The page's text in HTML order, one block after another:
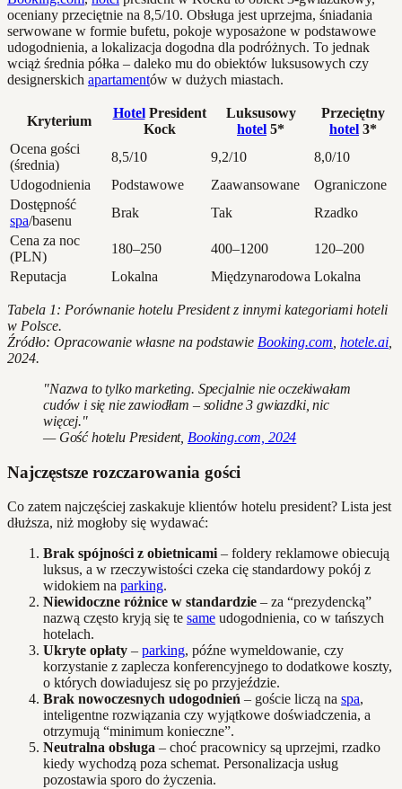
oceniany przeciętnie na 8,5/10. Obsługa jest uprzejma, śniadania
serwowane w formie bufetu, pokoje wyposażone w podstawowe
udogodnienia, a lokalizacja dogodna dla podróżnych. To jednak
wciąż średnia półka – daleko mu do obiektów luksusowych czy
designerskich apartamentów w dużych miastach.
Kryterium
HotelPresident
Kock
Luksusowy
hotel 5*
Przeciętny
hotel 3*
Ocena gości
(średnia)
8,5/10 9,2/10
8,0/10
Udogodnienia
Podstawowe Zaawansowane
Ograniczone
Dostępność
spa/basenu
Brak Tak
Rzadko
Cena za noc
(PLN)
180–250 400–1200
120–200
Reputacja
Lokalna Międzynarodowa Lokalna
Tabela 1: Porównanie hotelu President z innymi kategoriami hoteli
w Polsce.
Źródło: Opracowanie własne na podstawie Booking.com hotele.ai
2024.
"Nazwa to tylko marketing. Specjalnie nie oczekiwałam
cudów i się nie zawiodłam – solidne 3 gwiazdki, nic
więcej."
— Gość hotelu President, Booking.com, 2024
Najczęstsze rozczarowania gości
Co zatem najczęściej zaskakuje klientów hotelu president? Lista jest
dłuższa, niż mogłoby się wydawać:
Brak spójności z obietnicami – foldery reklamowe obiecują
luksus, a w rzeczywistości czeka cię standardowy pokój z
widokiem na parking.
Niewidoczne różnice w standardzie – za “prezydencką”
nazwą często kryją się te same udogodnienia, co w tańszych
hotelach.
Ukryte opłaty – parking, późne wymeldowanie, czy
korzystanie z zaplecza konferencyjnego to dodatkowe koszty,
o których dowiadujesz się po przyjeździe.
Brak nowoczesnych udogodnień – goście liczą na spa,
inteligentne rozwiązania czy wyjątkowe doświadczenia, a
otrzymują “minimum konieczne”.
Neutralna obsługa – choć pracownicy są uprzejmi, rzadko
kiedy wychodzą poza schemat. Personalizacja usług
pozostawia sporo do życzenia.